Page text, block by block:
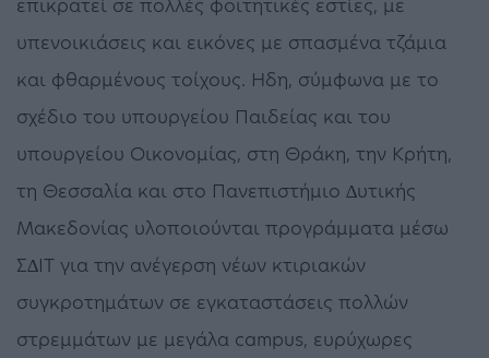
επικρατεί σε πολλές φοιτητικές εστίες, µε
υπενοικιάσεις και εικόνες µε σπασµένα τζάµια
και φθαρµένους τοίχους. Ηδη, σύµφωνα µε το
σχέδιο του υπουργείου Παιδείας και του
υπουργείου Οικονοµίας, στη Θράκη, την Κρήτη,
τη Θεσσαλία και στο Πανεπιστήµιο ∆υτικής
Μακεδονίας υλοποιούνται προγράµµατα µέσω
Σ∆ΙΤ για την ανέγερση νέων κτιριακών
συγκροτηµάτων σε εγκαταστάσεις πολλών
στρεµµάτων µε µεγάλα campus, ευρύχωρες